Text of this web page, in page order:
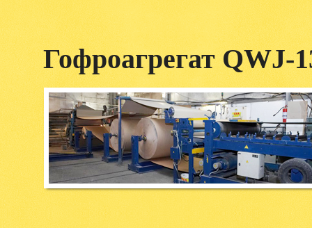
Гофроагрегат QWJ-